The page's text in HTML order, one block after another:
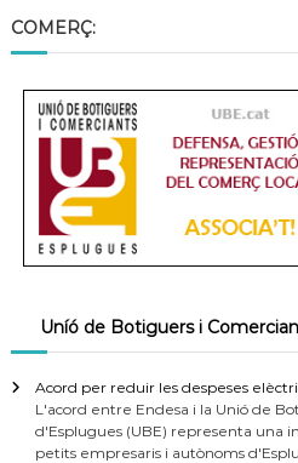
COMERÇ:
Uníó de Botiguers i
Acord per reduir les despeses
L'acord entre Endesa i la Unió de
d'Esplugues (UBE) representa una
petits empresaris i autònoms